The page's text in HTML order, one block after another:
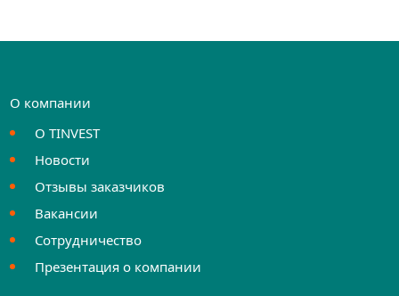
О компании
О TINVEST
Новости
Отзывы заказчиков
Вакансии
Сотрудничество
Презентация о компании